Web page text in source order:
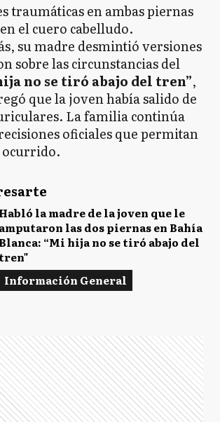
traumáticas en ambas piernas
el cuero cabelludo.
su madre desmintió versiones
sobre las circunstancias del
no se tiró abajo del tren”,
que la joven había salido de
La familia continúa
oficiales que permitan
ocurrido.
Habló la madre de la joven que le
amputaron las dos piernas en Bahía
Blanca: “Mi hija no se tiró abajo del
tren"
Información General